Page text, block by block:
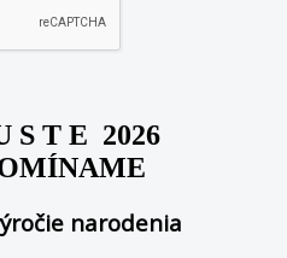
S T E 2026
narodenia